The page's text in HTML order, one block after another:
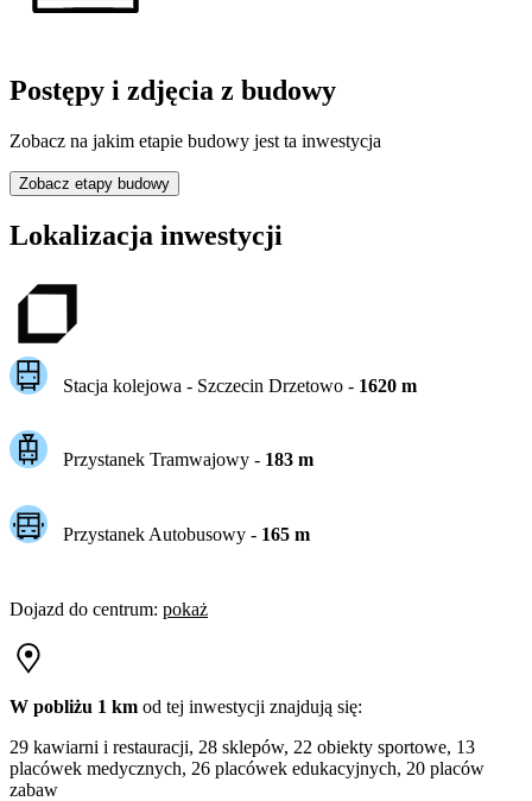
Postępy i zdjęcia z budowy
Zobacz na jakim etapie budowy jest ta inwestycja
Zobacz etapy budowy
Lokalizacja inwestycji
Stacja kolejowa - Szczecin Drzetowo- 1620m
Przystanek Tramwajowy - 183m
Przystanek Autobusowy - 165m
Dojazd do centrum: pokaż
W pobliżu 1 km od tej inwestycji znajdują się:
29 kawiarni i restauracji, 28 sklepów, 22 obiekty sportowe, 13
placówek medycznych, 26 placówek edukacyjnych, 20 placów
zabaw